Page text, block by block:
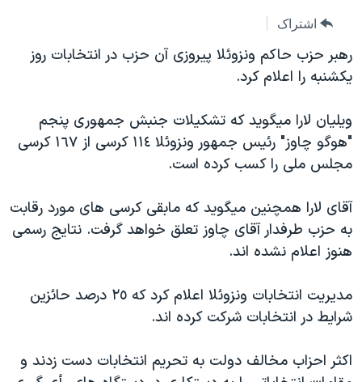
اصلی
جهش
به
گزیده‌ها
ویدیوها
فرهنگ و زندگی
اقتصادی
علم و فناوری
گالری عکس
صفحه‌های ویژه
عملیات خشم حماسی
بایگانی برنامه‌های تلویزیونی
مستندها
حمله جمهوری اسلامی به اسرائیل
رمز مهسا
اعتراضات زن، زندگی، آزادی
تریبونال مردمی آبان ۹۸
پخش رادیویی
یادگیری زبان انگلیسی
دنبال کنید
اشتراک
رهبر حزب حاکم ونزوئلا پيروزی آن حزب در انتخابات روز
يکشنبه را اعلام کرد.
ويليان لارا ميگويد که تشکيلات جنبش جمهوری پنجم
"هوگو چاوز" رئيس جمهور ونزوئلا ١١٤ کرسی از ١٦٧ کرسی
مجلس ملی را کسب کرده است.
آقای لارا همچنين ميگويد که مابقی کرسی های مورد رقابت
به حزب طرفدار آقای چاوز تعلق خواهد گرفت. نتايج رسمی
هنوز اعلام نشده اند.
مديريت انتخابات ونزوئلا اعلام کرد که ٢٥ درصد حائزين
شرايط در انتخابات شرکت کرده اند.
اکثر احزاب مخالف دولت به تحريم انتخابات دست زدند و